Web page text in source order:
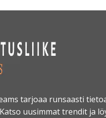
tarjoaa runsaasti
uusimmat trendit ja